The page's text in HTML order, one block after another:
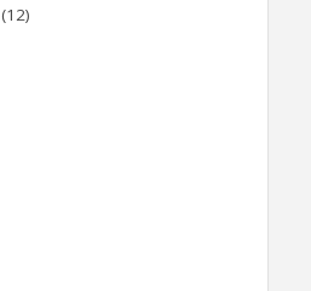
(12)